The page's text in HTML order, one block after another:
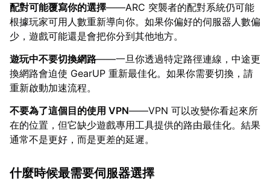
配對可能覆寫你的選擇——ARC 突襲者的配對系統仍可能
根據玩家可用人數重新導向你。如果你偏好的伺服器人數偏
少，遊戲可能還是會把你分到其他地方。
遊玩中不要切換網路——一旦你透過特定路徑連線，中途更
換網路會迫使 GearUP 重新最佳化。如果你需要切換，請
重新啟動加速流程。
不要為了這個目的使用 VPN——VPN 可以改變你看起來所
在的位置，但它缺少遊戲專用工具提供的路由最佳化。結果
通常不是更好，而是更差的延遲。
什麼時候最需要伺服器選擇